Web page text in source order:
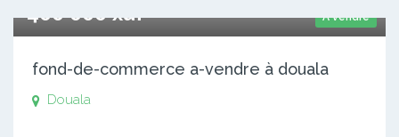
A vendre
400 000 xaf
fond-de-commerce a-vendre à douala
Douala